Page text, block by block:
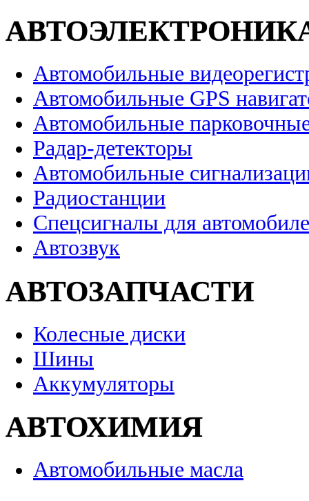
Автомобильные
Автомобильные GPS
Автомобильные
Радар-детекторы
Автомобильные
Радиостанции
Спецсигналы для
Автозвук
АВТОЗАПЧАСТИ
Колесные диски
Шины
Аккумуляторы
АВТОХИМИЯ
Автомобильные масла